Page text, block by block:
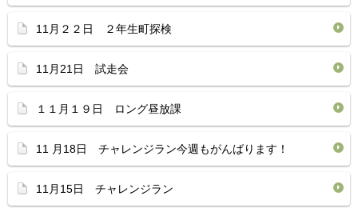
11月２２日 ２年生町探検
11月21日 試走会
１１月１９日 ロング昼放課
11 月18日 チャレンジラン今週もがんばります！
11月15日 チャレンジラン